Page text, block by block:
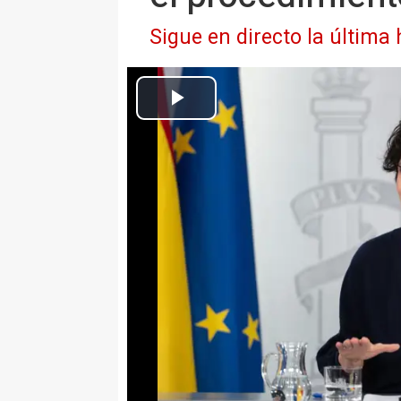
Sigue en directo la última
La ministra de Inclusión, Seguridad Social y Migraciones y
Europa Press Nacional
Actualizado: martes, 19 mayo 2026 15:46
MADRID, 19 (EUROPA
El Gobierno confía en la
Zapatero que este martes ha
varios delitos, incluido tráfico
trasladan fuentes de Moncloa.
En el Ejecutivo creen y confían